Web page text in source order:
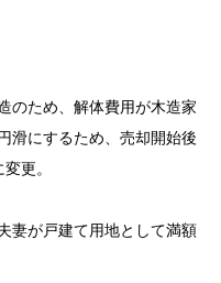
のため、解体費用が木造家
滑にするため、売却開始後
更。
妻が戸建て用地として満額